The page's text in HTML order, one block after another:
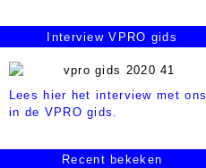
Interview VPRO gids
Lees hier het interview met ons
in de VPRO gids.
Recent bekeken